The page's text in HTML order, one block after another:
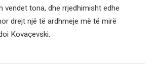
vendet tona, dhe rrjedhimisht edhe
drejt një të ardhmeje më të mirë
Kovaçevski.